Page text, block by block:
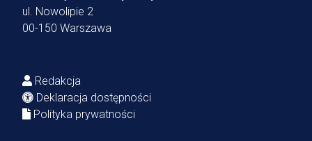
ul. Nowolipie 2
00-150 Warszawa
Redakcja
Deklaracja dostępności
Polityka prywatności